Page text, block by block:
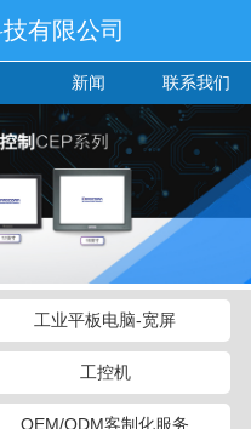
有限公司
新闻 联系我们
工业平板电脑-宽屏
工控机
OEM/ODM客制化服务